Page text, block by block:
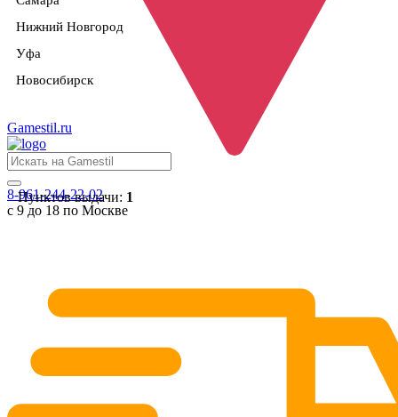
Нижний Новгород
Уфа
Новосибирск
Пунктов выдачи: 1
Gamestil.ru
8-961-244-22-02
с 9 до 18 по Москве